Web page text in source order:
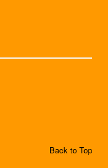
Back to Top